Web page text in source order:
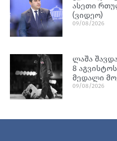
ასეთი
(ვიდეო)
09/08/2026
ლაშა
8
მედალი
09/08/2026